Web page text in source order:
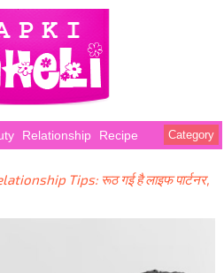
Relationship Recipe Category
Tips: रूठ गई है लाइफ पार्टनर,